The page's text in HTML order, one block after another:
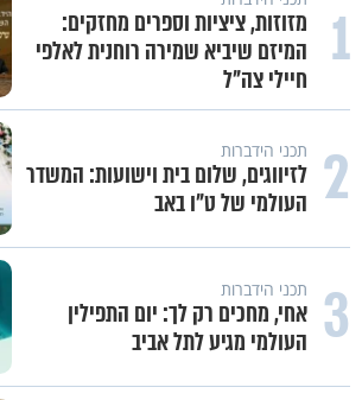
1
מזוזות, ציציות וספרים מחזקים:
המיזם שיביא שמירה רוחנית לאלפי
חיילי צה"ל
2 תכני הידברות
לזיווגים, שלום בית וישועות: המשדר
העולמי של ט"ו באב
3 תכני הידברות
אחי, מחכים רק לך: יום התפילין
העולמי מגיע לתל אביב